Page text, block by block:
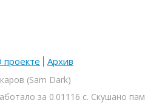
проекте Архив
(Sam Dark)
за 0.01116 с. Скушано